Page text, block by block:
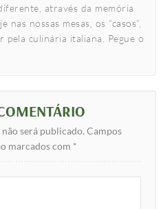
através da memória
nossas mesas, os “casos”,
culinária italiana. Pegue o
será publicado. Campos
marcados com *